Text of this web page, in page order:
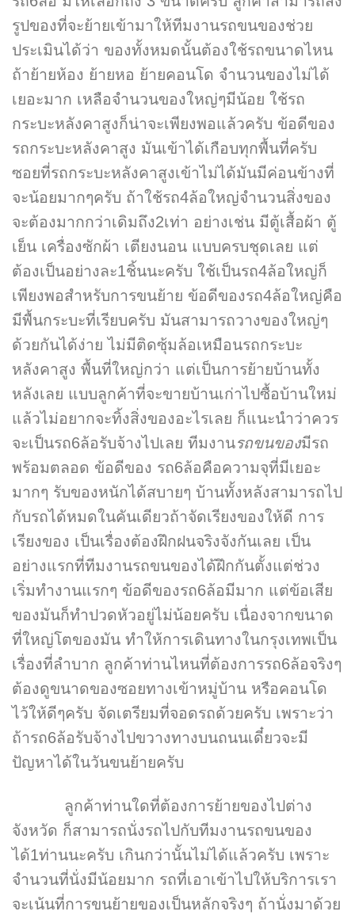
รูปของที่จะย้ายเข้ามาให้ทีมงานรถขนของช่วย
ประเมินได้ว่า ของทั้งหมดนั้นต้องใช้รถขนาดไหน
ถ้าย้ายห้อง ย้ายหอ ย้ายคอนโด จำนวนของไม่ได้
เยอะมาก เหลือจำนวนของใหญ่ๆมีน้อย ใช้รถ
กระบะหลังคาสูงก็น่าจะเพียงพอแล้วครับ ข้อดีของ
รถกระบะหลังคาสูง มันเข้าได้เกือบทุกพื้นที่ครับ
ซอยที่รถกระบะหลังคาสูงเข้าไม่ได้มันมีค่อนข้างที่
จะน้อยมากๆครับ ถ้าใช้รถ4ล้อใหญ่จำนวนสิ่งของ
จะต้องมากกว่าเดิมถึง2เท่า อย่างเช่น มีตู้เสื้อผ้า ตู้
เย็น เครื่องซักผ้า เตียงนอน แบบครบชุดเลย แต่
ต้องเป็นอย่างละ1ชิ้นนะครับ ใช้เป็นรถ4ล้อใหญ่ก็
เพียงพอสำหรับการขนย้าย ข้อดีของรถ4ล้อใหญ่คือ
มีพื้นกระบะที่เรียบครับ มันสามารถวางของใหญ่ๆ
ด้วยกันได้ง่าย ไม่มีติดซุ้มล้อเหมือนรถกระบะ
หลังคาสูง พื้นที่ใหญ่กว่า แต่เป็นการย้ายบ้านทั้ง
หลังเลย แบบลูกค้าที่จะขายบ้านเก่าไปซื้อบ้านใหม่
แล้วไม่อยากจะทิ้งสิ่งของอะไรเลย ก็แนะนำว่าควร
จะเป็นรถ6ล้อรับจ้างไปเลย ทีมงานรถขนของมีรถ
พร้อมตลอด ข้อดีของ รถ6ล้อคือความจุที่มีเยอะ
มากๆ รับของหนักได้สบายๆ บ้านทั้งหลังสามารถไป
กับรถได้หมดในคันเดียวถ้าจัดเรียงของให้ดี การ
เรียงของ เป็นเรื่องต้องฝึกฝนจริงจังกันเลย เป็น
อย่างแรกที่ทีมงานรถขนของได้ฝึกกันตั้งแต่ช่วง
เริ่มทำงานแรกๆ ข้อดีของรถ6ล้อมีมาก แต่ข้อเสีย
ของมันก็ทำปวดหัวอยู่ไม่น้อยครับ เนื่องจากขนาด
ที่ใหญ่โตของมัน ทำให้การเดินทางในกรุงเทพเป็น
เรื่องที่ลำบาก ลูกค้าท่านไหนที่ต้องการรถ6ล้อจริงๆ
ต้องดูขนาดของซอยทางเข้าหมู่บ้าน หรือคอนโด
ไว้ให้ดีๆครับ จัดเตรียมที่จอดรถด้วยครับ เพราะว่า
ถ้ารถ6ล้อรับจ้างไปขวางทางบนถนนเดี๋ยวจะมี
ปัญหาได้ในวันขนย้ายครับ
ลูกค้าท่านใดที่ต้องการย้ายของไปต่าง
จังหวัด ก็สามารถนั่งรถไปกับทีมงานรถขนของ
ได้1ท่านนะครับ เกินกว่านั้นไม่ได้แล้วครับ เพราะ
จำนวนที่นั่งมีน้อยมาก รถที่เอาเข้าไปให้บริการเรา
จะเน้นที่การขนย้ายของเป็นหลักจริงๆ ถ้านั่งมาด้วย